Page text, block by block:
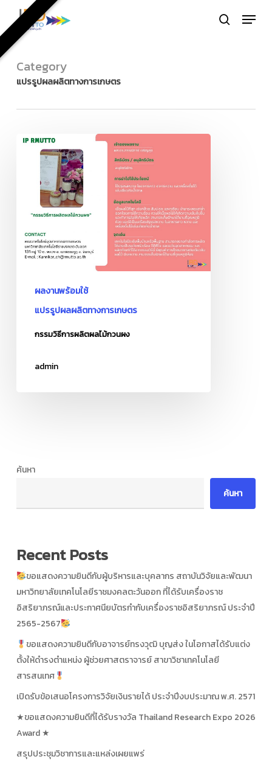
main
content
search
Menu
Category
แปรรูปผลผลิตทางการเกษตร
กรรมวิธี
ผลงานพร้อมใช้
แปรรูปผลผลิตทางการเกษตร
กรรมวิธีการผลิตผลไม้กวนผง
admin
ค้นหา
ค้นหา
Recent Posts
ขอแสดงความยินดีกับผู้บริหารและบุคลากร สถาบันวิจัยและพัฒนา
มหาวิทยาลัยเทคโนโลยีราชมงคลตะวันออก ที่ได้รับเครื่องราช
อิสริยาภรณ์และประกาศนียบัตรกำกับเครื่องราชอิสริยาภรณ์ ประจำปี
2565-2567
ขอแสดงความยินดีกับอาจารย์ทรงวุฒิ บุญส่ง ในโอกาสได้รับแต่ง
ตั้งให้ดำรงตำแหน่ง ผู้ช่วยศาสตราจารย์ สาขาวิชาเทคโนโลยี
สารสนเทศ
เปิดรับข้อเสนอโครงการวิจัยเงินรายได้ ประจำปีงบประมาณ พ.ศ. 2571
★ขอแสดงความยินดีที่ได้รับรางวัล Thailand Research Expo 2026
Award ★
สรุปประชุมวิชาการและแหล่งเผยแพร่